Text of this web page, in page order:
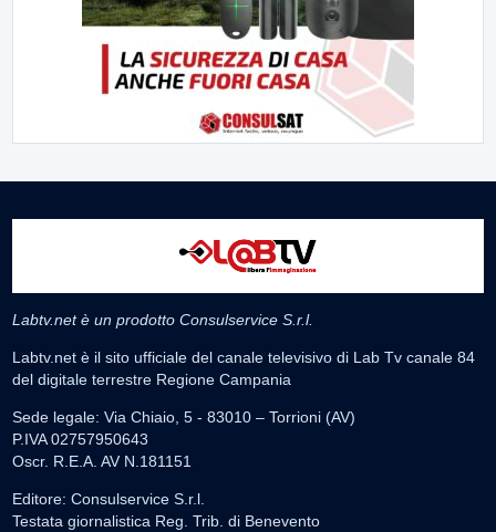
Labtv.net è un prodotto Consulservice S.r.l.
Labtv.net è il sito ufficiale del canale televisivo di Lab Tv canale 84
del digitale terrestre Regione Campania
Sede legale: Via Chiaio, 5 - 83010 – Torrioni (AV)
P.IVA 02757950643
Oscr. R.E.A. AV N.181151
Editore: Consulservice S.r.l.
Testata giornalistica Reg. Trib. di Benevento